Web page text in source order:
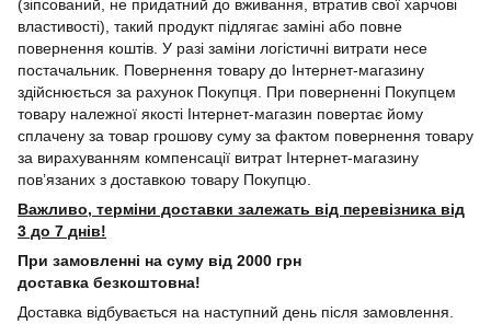
(зіпсований, не придатний до вживання, втратив свої харчові
властивості), такий продукт підлягає заміні або повне
повернення коштів. У разі заміни логістичні витрати несе
постачальник. Повернення товару до Інтернет-магазину
здійснюється за рахунок Покупця. При поверненні Покупцем
товару належної якості Інтернет-магазин повертає йому
сплачену за товар грошову суму за фактом повернення товару
за вирахуванням компенсації витрат Інтернет-магазину
пов’язаних з доставкою товару Покупцю.
Важливо, терміни доставки залежать від перевізника від
3 до 7 днів!
При замовленні на суму від 2000 грн
доставка безкоштовна!
Доставка відбувається на наступний день після замовлення.